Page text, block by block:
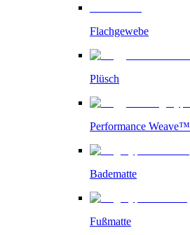
Flachgewebe
Plüsch
Performance Weave™
Badematte
Fußmatte